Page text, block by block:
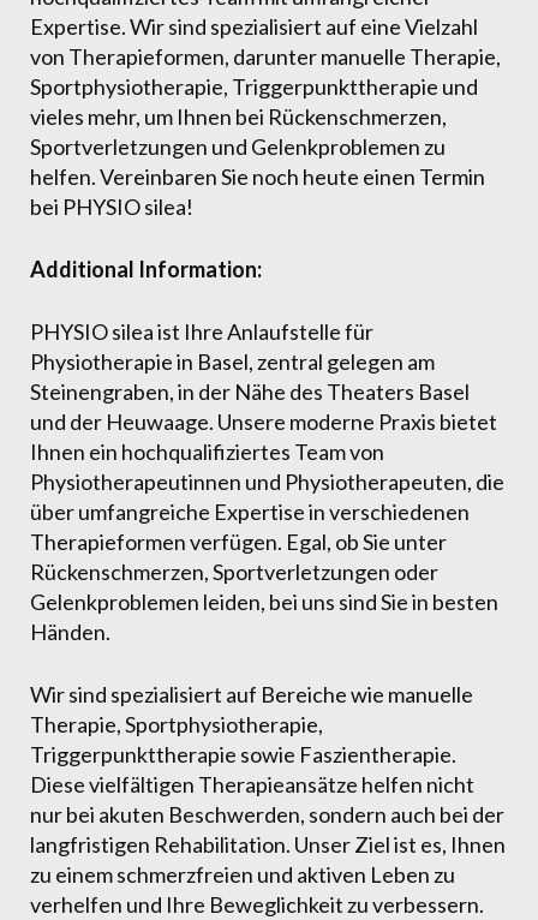
Expertise. Wir sind spezialisiert auf eine Vielzahl
von Therapieformen, darunter manuelle Therapie,
Sportphysiotherapie, Triggerpunkttherapie und
vieles mehr, um Ihnen bei Rückenschmerzen,
Sportverletzungen und Gelenkproblemen zu
helfen. Vereinbaren Sie noch heute einen Termin
bei PHYSIO silea!
Additional Information:
PHYSIO silea ist Ihre Anlaufstelle für
Physiotherapie in Basel, zentral gelegen am
Steinengraben, in der Nähe des Theaters Basel
und der Heuwaage. Unsere moderne Praxis bietet
Ihnen ein hochqualifiziertes Team von
Physiotherapeutinnen und Physiotherapeuten, die
über umfangreiche Expertise in verschiedenen
Therapieformen verfügen. Egal, ob Sie unter
Rückenschmerzen, Sportverletzungen oder
Gelenkproblemen leiden, bei uns sind Sie in besten
Händen.
Wir sind spezialisiert auf Bereiche wie manuelle
Therapie, Sportphysiotherapie,
Triggerpunkttherapie sowie Faszientherapie.
Diese vielfältigen Therapieansätze helfen nicht
nur bei akuten Beschwerden, sondern auch bei der
langfristigen Rehabilitation. Unser Ziel ist es, Ihnen
zu einem schmerzfreien und aktiven Leben zu
verhelfen und Ihre Beweglichkeit zu verbessern.